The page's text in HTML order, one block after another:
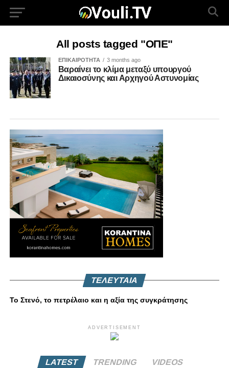
All posts tagged "ΟΠΕ"
ΕΠΙΚΑΙΡΟΤΗΤΑ 3 months ago
Βαραίνει το κλίμα μεταξύ υπουργού
Δικαιοσύνης και Αρχηγού Αστυνομίας
ΤΕΛΕΥΤΑΙΑ
Το Στενό, το πετρέλαιο και η αξία της συγκράτησης
ADVERTISEMENT
LATEST TRENDING VIDEOS